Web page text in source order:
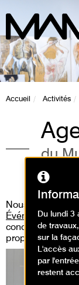
Accueil Activités
du
Paris
Nous vous
Événements» où
concert live,
proposons.
Du lundi 3
de
sur la
L'accès
par
restent